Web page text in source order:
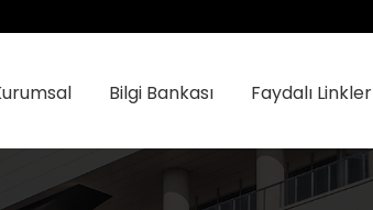
Bilgi Bankası Faydalı Linkler